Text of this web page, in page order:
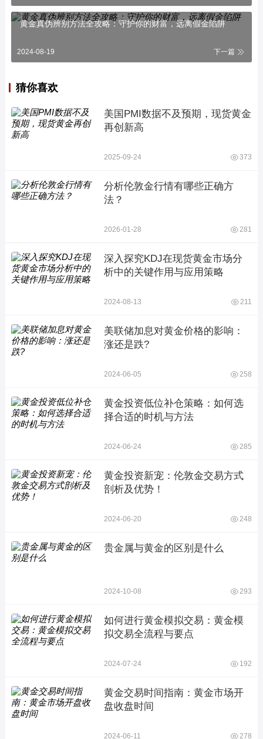
黄金真伪辨别方法全攻略：守护你的财富，远离假金陷阱
2024-08-19 下一篇
猜你喜欢
美国PMI数据不及预期，现货黄金
再创新高
2025-09-24 373
分析伦敦金行情有哪些正确方
法？
2026-01-28 281
深入探究KDJ在现货黄金市场分
析中的关键作用与应用策略
2024-08-13 211
美联储加息对黄金价格的影响：
涨还是跌?
2024-06-05 258
黄金投资低位补仓策略：如何选
择合适的时机与方法
2024-06-24 285
黄金投资新宠：伦敦金交易方式
剖析及优势！
2024-06-20 248
贵金属与黄金的区别是什么
2024-10-08 293
如何进行黄金模拟交易：黄金模
拟交易全流程与要点
2024-07-24 192
黄金交易时间指南：黄金市场开
盘收盘时间
2024-06-11 278